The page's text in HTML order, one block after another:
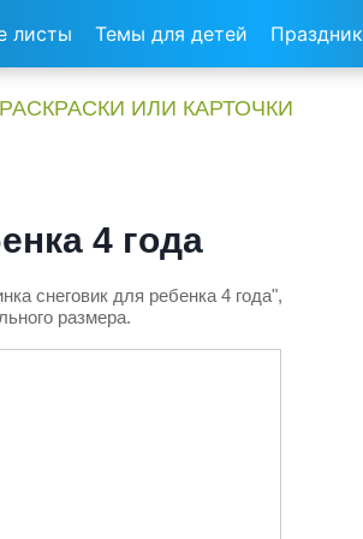
листы Темы для детей
ИЛИ КАРТОЧКИ
4 года
снеговик для ребенка 4 года",
размера.